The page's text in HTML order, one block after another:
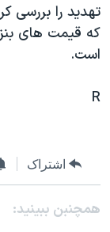
آرشیو پخش زنده
مجموعه
تریبونال مردمی آبان
اعتراضات مردمی
تهديد را بررسی
که قيمت های
است.
R
اشتراک
همچنبن ببینید: